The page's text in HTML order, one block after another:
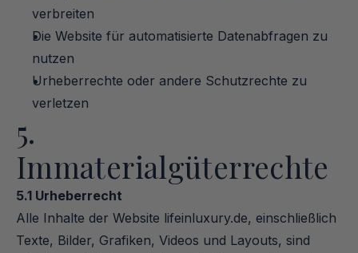
verbreiten
Die Website für automatisierte Datenabfragen zu
nutzen
Urheberrechte oder andere Schutzrechte zu
verletzen
5.
Immaterialgüterrechte
5.1 Urheberrecht
Alle Inhalte der Website lifeinluxury.de, einschließlich
Texte, Bilder, Grafiken, Videos und Layouts, sind